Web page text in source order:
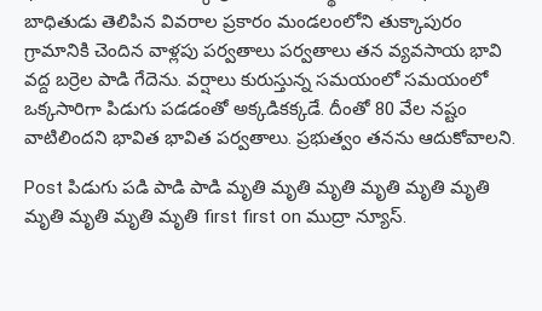
బాధితుడు తెలిపిన వివరాల ప్రకారం మండలంలోని తుక్కాపురం
గ్రామానికి చెందిన వాళ్లపు పర్వతాలు పర్వతాలు తన వ్యవసాయ భావి
వద్ద బర్రెల పాడి గేదెను. వర్షాలు కురుస్తున్న సమయంలో సమయంలో
ఒక్కసారిగా పిడుగు పడడంతో అక్కడికక్కడే. దీంతో 80 వేల నష్టం
వాటిలిందని భావిత భావిత పర్వతాలు. ప్రభుత్వం తనను ఆదుకోవాలని.
Post పిడుగు పడి పాడి పాడి మృతి మృతి మృతి మృతి మృతి మృతి
మృతి మృతి మృతి మృతి first first on ముద్రా న్యూస్.